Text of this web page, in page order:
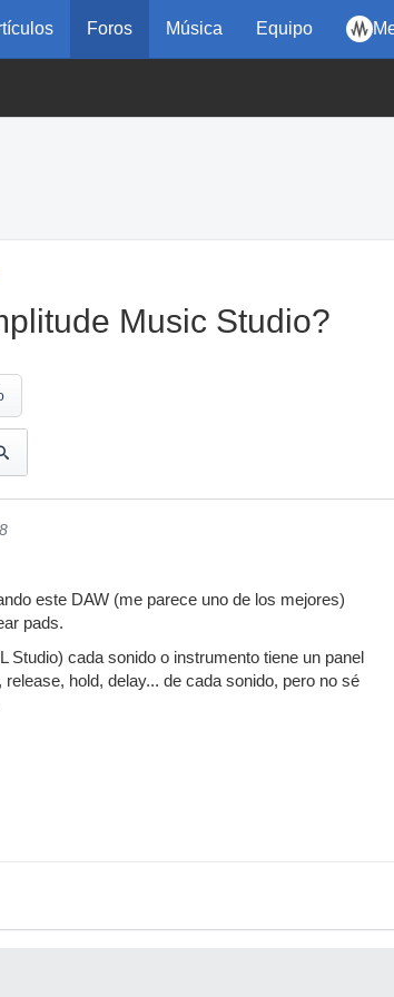
Foros Música Equipo
Music Studio?
este DAW (me parece uno de los mejores)
pads.
Studio) cada sonido o instrumento tiene un panel
hold, delay... de cada sonido, pero no sé